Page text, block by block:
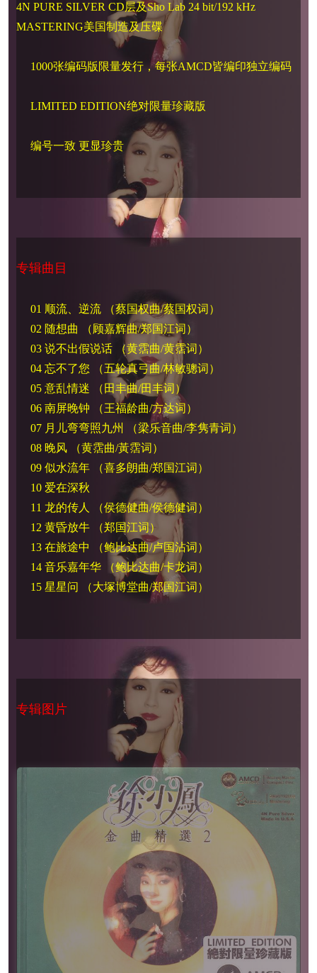
4N PURE SILVER CD层及Sho Lab 24 bit/192 kHz
MASTERING美国制造及压碟
1000张编码版限量发行，每张AMCD皆编印独立编码
LIMITED EDITION绝对限量珍藏版
编号一致 更显珍贵
专辑曲目
01 顺流、逆流 （蔡国权曲/蔡国权词）
02 随想曲 （顾嘉辉曲/郑国江词）
03 说不出假说话 （黄霑曲/黄霑词）
04 忘不了您 （五轮真弓曲/林敏骢词）
05 意乱情迷 （田丰曲/田丰词）
06 南屏晚钟 （王福龄曲/方达词）
07 月儿弯弯照九州 （梁乐音曲/李隽青词）
08 晚风 （黄霑曲/黃霑词）
09 似水流年 （喜多朗曲/郑国江词）
10 爱在深秋
11 龙的传人 （侯德健曲/侯德健词）
12 黄昏放牛 （郑国江词）
13 在旅途中 （鲍比达曲/卢国沾词）
14 音乐嘉年华 （鲍比达曲/卡龙词）
15 星星问 （大塚博堂曲/郑国江词）
专辑图片